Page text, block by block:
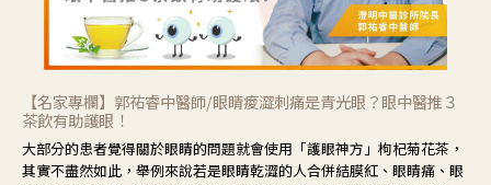
【名家專欄】郭祐睿中醫師/眼睛痠澀刺痛是青光眼？眼中醫推３
茶飲有助護眼！
大部分的患者覺得關於眼睛的問題就會使用「護眼神方」枸杞菊花茶，
其實不盡然如此，舉例來說若是眼睛乾澀的人合併結膜紅、眼睛痛、眼